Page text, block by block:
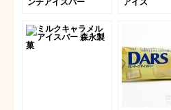
ンチアイスバー
アイス